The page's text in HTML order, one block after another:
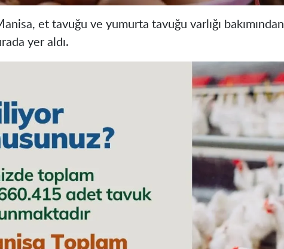
et tavuğu ve yumurta tavuğu varlığı bakımından
yer aldı.